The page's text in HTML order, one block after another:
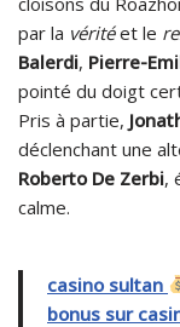
par la véritéet le
Balerdi, Pierre-
pointé du doigt
Pris à partie,
déclenchant une
Roberto De Zerbi,
calme.
casino sultan
bonus sur